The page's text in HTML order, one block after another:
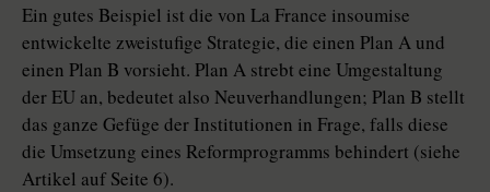
Ein gutes Beispiel ist die von La France insoumise
entwickelte zweistufige Strategie, die einen Plan A und
einen Plan B vorsieht. Plan A strebt eine Umgestaltung
der EU an, bedeutet also Neuverhandlungen; Plan B stellt
das ganze Gefüge der Institutionen in Frage, falls diese
die Umsetzung eines Reformprogramms behindert (siehe
Artikel auf Seite 6).